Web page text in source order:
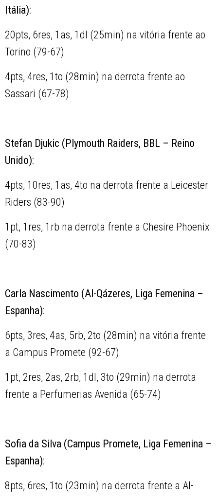
Itália):
20pts, 6res, 1as, 1dl (25min) na vitória frente ao
Torino (79-67)
4pts, 4res, 1to (28min) na derrota frente ao
Sassari (67-78)
Stefan Djukic (Plymouth Raiders, BBL – Reino
Unido):
4pts, 10res, 1as, 4to na derrota frente a Leicester
Riders (83-90)
1pt, 1res, 1rb na derrota frente a Chesire Phoenix
(70-83)
Carla Nascimento (Al-Qázeres, Liga Femenina –
Espanha):
6pts, 3res, 4as, 5rb, 2to (28min) na vitória frente
a Campus Promete (92-67)
1pt, 2res, 2as, 2rb, 1dl, 3to (29min) na derrota
frente a Perfumerias Avenida (65-74)
Sofia da Silva (Campus Promete, Liga Femenina –
Espanha):
8pts, 6res, 1to (23min) na derrota frente a Al-